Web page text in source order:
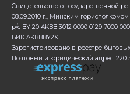
Свидетельство о государственной
08.09.2010 г., Минским горисполкомом
р/с BY 20 AKBB 3012 0000 0129 7000
БИК AKBBBY2X
Зарегистрировано в реестре
Почтовый и юридический адрес: